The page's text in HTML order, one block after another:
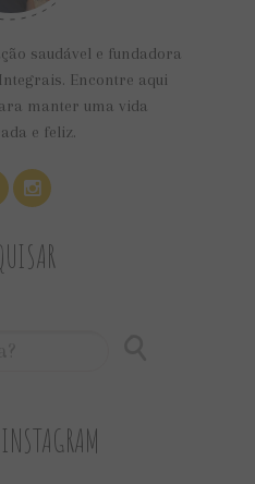
saudável e fundadora
Encontre aqui
manter uma vida
e feliz.